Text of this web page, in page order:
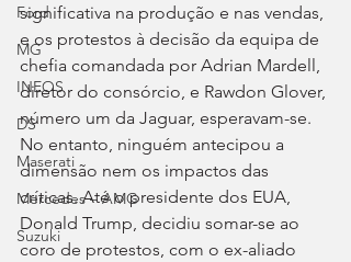
Ford
MG
INEOS
DS
Maserati
Mercedes – AMG
Suzuki
significativa na produção e nas vendas,
e os protestos à decisão da equipa de
chefia comandada por Adrian Mardell,
diretor do consórcio, e Rawdon Glover,
número um da Jaguar, esperavam-se.
No entanto, ninguém antecipou a
dimensão nem os impactos das
críticas. Até o presidente dos EUA,
Donald Trump, decidiu somar-se ao
coro de protestos, com o ex-aliado